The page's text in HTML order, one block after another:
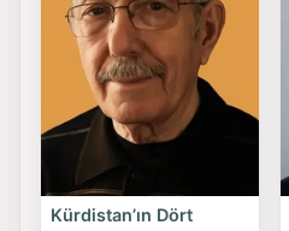
Kürdistan’ın Dört